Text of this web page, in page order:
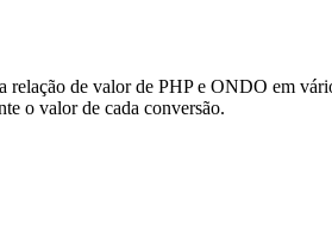
de valor de PHP e ONDO em
o valor de cada conversão.